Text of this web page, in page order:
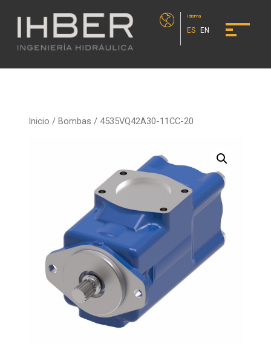
Idioma
ES EN
Inicio /Bombas / 4535VQ42A30-11CC-20